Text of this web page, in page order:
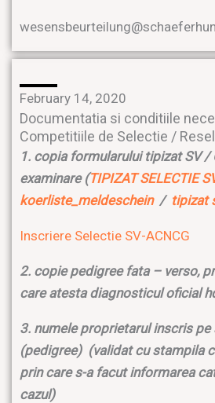
February 14, 2020
Documentatia si conditiile
Competitiile de Selectie /
1. copia formularului tipizat SV /
examinare (TIPIZAT SELECTIE
koerliste_meldeschein / tipizat
Inscriere Selectie SV-ACNCG
2. copie pedigree fata – verso,
care atesta diagnosticul oficial
3. numele proprietarul inscris pe
(pedigree) (validat cu stampila
prin care s-a facut informarea
cazul)